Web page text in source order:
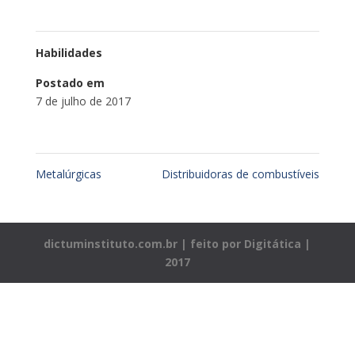
Habilidades
Postado em
7 de julho de 2017
Metalúrgicas Distribuidoras de combustíveis
dictuminstituto.com.br | feito por Digitática |
2017